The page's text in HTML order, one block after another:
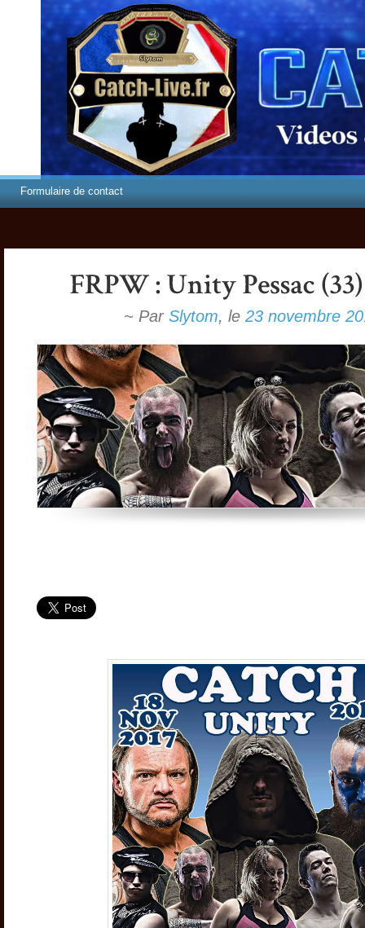
Formulaire de contact
~ Par Slytom, le 23 novembre